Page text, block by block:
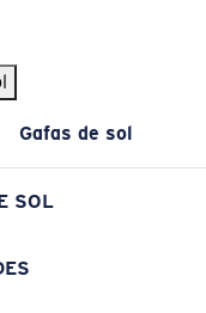
Gafas de sol
SOL
Exclusivo